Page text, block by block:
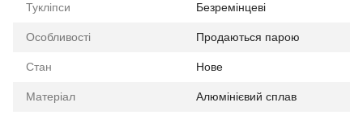
Тукліпси Безремінцеві
Особливості Продаються парою
Стан Нове
Матеріал Алюмінієвий сплав